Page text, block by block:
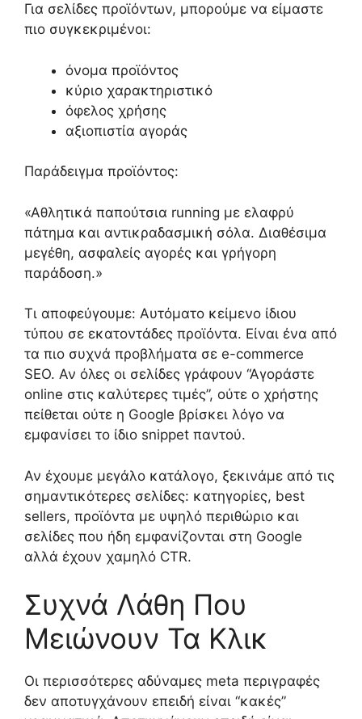
Για σελίδες προϊόντων, μπορούμε να είμαστε
πιο συγκεκριμένοι:
όνομα προϊόντος
κύριο χαρακτηριστικό
όφελος χρήσης
αξιοπιστία αγοράς
Παράδειγμα προϊόντος:
«Αθλητικά παπούτσια running με ελαφρύ
πάτημα και αντικραδασμική σόλα. Διαθέσιμα
μεγέθη, ασφαλείς αγορές και γρήγορη
παράδοση.»
Τι αποφεύγουμε: Αυτόματο κείμενο ίδιου
τύπου σε εκατοντάδες προϊόντα. Είναι ένα από
τα πιο συχνά προβλήματα σε e-commerce
SEO. Αν όλες οι σελίδες γράφουν “Αγοράστε
online στις καλύτερες τιμές”, ούτε ο χρήστης
πείθεται ούτε η Google βρίσκει λόγο να
εμφανίσει το ίδιο snippet παντού.
Αν έχουμε μεγάλο κατάλογο, ξεκινάμε από τις
σημαντικότερες σελίδες: κατηγορίες, best
sellers, προϊόντα με υψηλό περιθώριο και
σελίδες που ήδη εμφανίζονται στη Google
αλλά έχουν χαμηλό CTR.
Συχνά Λάθη Που
Μειώνουν Τα Κλικ
Οι περισσότερες αδύναμες meta περιγραφές
δεν αποτυγχάνουν επειδή είναι “κακές”